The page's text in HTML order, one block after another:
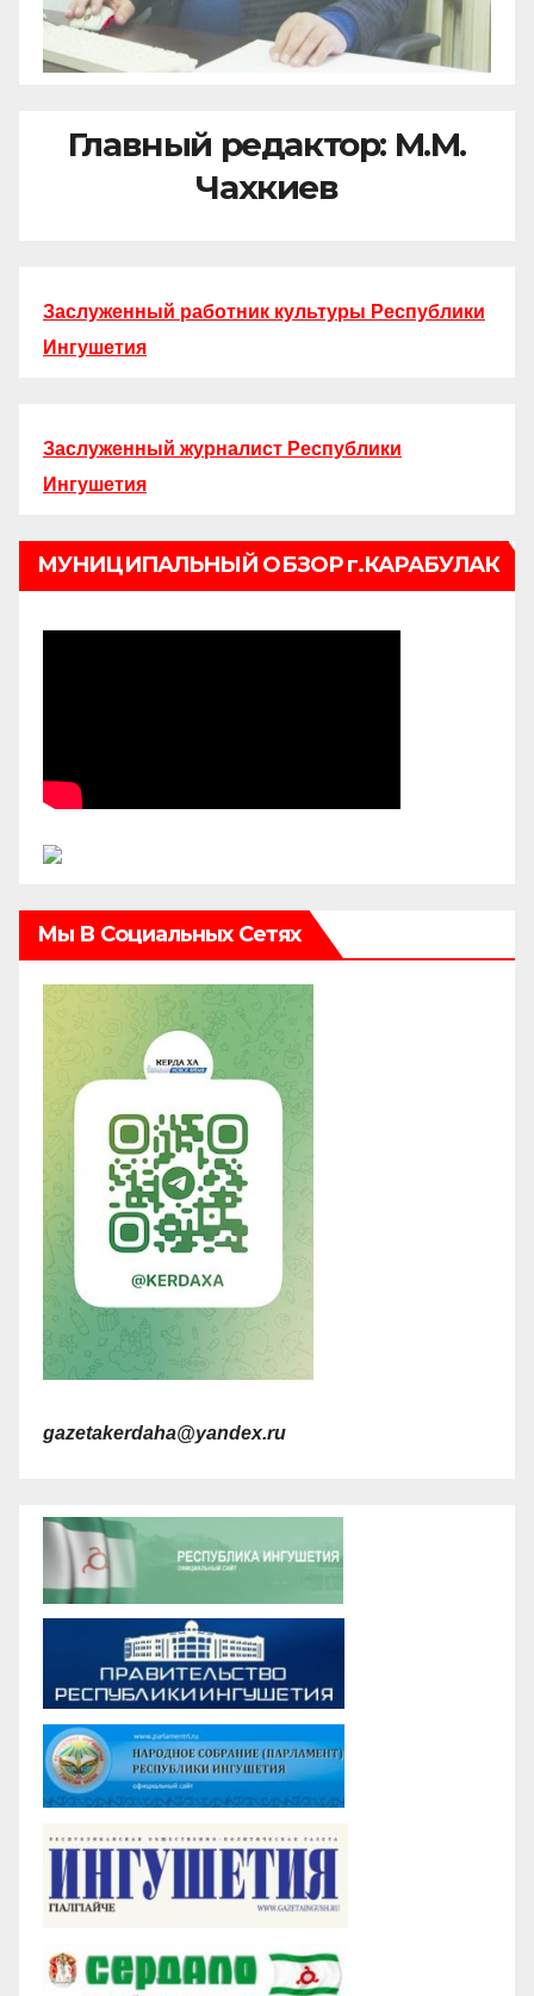
Главный редактор: М.М.
Чахкиев
Заслуженный работник культуры Республики
Ингушетия
Заслуженный журналист Республики
Ингушетия
МУНИЦИПАЛЬНЫЙ ОБЗОР г.КАРАБУЛАК
Мы В Социальных Сетях
gazetakerdaha@yandex.ru